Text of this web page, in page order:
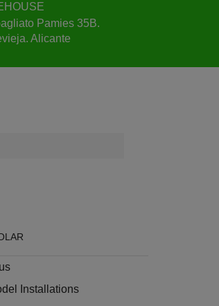
Pamies 35B.
Alicante
Installations